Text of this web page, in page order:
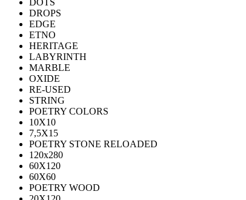
DOTS
DROPS
EDGE
ETNO
HERITAGE
LABYRINTH
MARBLE
OXIDE
RE-USED
STRING
POETRY COLORS
10Х10
7,5Х15
POETRY STONE RELOADED
120x280
60Х120
60Х60
POETRY WOOD